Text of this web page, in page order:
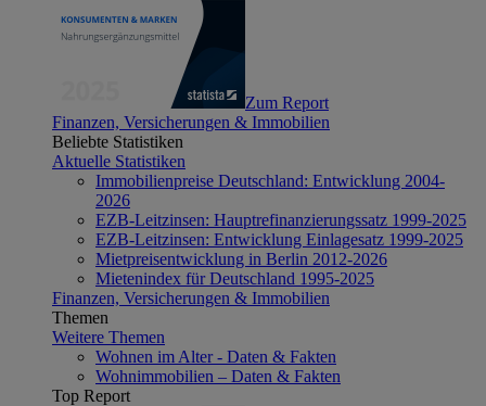
Zum Report
Finanzen, Versicherungen & Immobilien
Beliebte Statistiken
Aktuelle Statistiken
Immobilienpreise Deutschland: Entwicklung 2004-
2026
EZB-Leitzinsen: Hauptrefinanzierungssatz 1999-2025
EZB-Leitzinsen: Entwicklung Einlagesatz 1999-2025
Mietpreisentwicklung in Berlin 2012-2026
Mietenindex für Deutschland 1995-2025
Finanzen, Versicherungen & Immobilien
Themen
Weitere Themen
Wohnen im Alter - Daten & Fakten
Wohnimmobilien – Daten & Fakten
Top Report